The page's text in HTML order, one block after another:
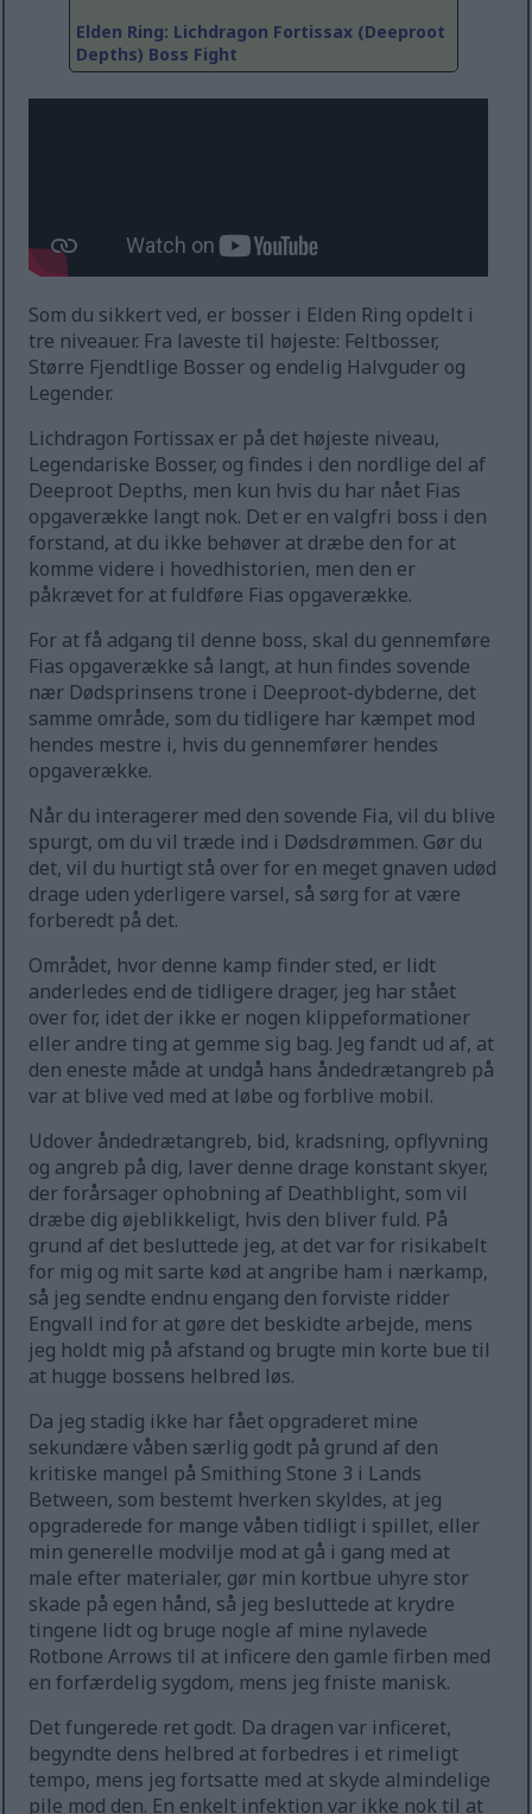
Elden Ring: Lichdragon Fortissax (Deeproot
Depths) Boss Fight
Som du sikkert ved, er bosser i Elden Ring opdelt i
tre niveauer. Fra laveste til højeste: Feltbosser,
Større Fjendtlige Bosser og endelig Halvguder og
Legender.
Lichdragon Fortissax er på det højeste niveau,
Legendariske Bosser, og findes i den nordlige del af
Deeproot Depths, men kun hvis du har nået Fias
opgaverække langt nok. Det er en valgfri boss i den
forstand, at du ikke behøver at dræbe den for at
komme videre i hovedhistorien, men den er
påkrævet for at fuldføre Fias opgaverække.
For at få adgang til denne boss, skal du gennemføre
Fias opgaverække så langt, at hun findes sovende
nær Dødsprinsens trone i Deeproot-dybderne, det
samme område, som du tidligere har kæmpet mod
hendes mestre i, hvis du gennemfører hendes
opgaverække.
Når du interagerer med den sovende Fia, vil du blive
spurgt, om du vil træde ind i Dødsdrømmen. Gør du
det, vil du hurtigt stå over for en meget gnaven udød
drage uden yderligere varsel, så sørg for at være
forberedt på det.
Området, hvor denne kamp finder sted, er lidt
anderledes end de tidligere drager, jeg har stået
over for, idet der ikke er nogen klippeformationer
eller andre ting at gemme sig bag. Jeg fandt ud af, at
den eneste måde at undgå hans åndedrætangreb på
var at blive ved med at løbe og forblive mobil.
Udover åndedrætangreb, bid, kradsning, opflyvning
og angreb på dig, laver denne drage konstant skyer,
der forårsager ophobning af Deathblight, som vil
dræbe dig øjeblikkeligt, hvis den bliver fuld. På
grund af det besluttede jeg, at det var for risikabelt
for mig og mit sarte kød at angribe ham i nærkamp,
så jeg sendte endnu engang den forviste ridder
Engvall ind for at gøre det beskidte arbejde, mens
jeg holdt mig på afstand og brugte min korte bue til
at hugge bossens helbred løs.
Da jeg stadig ikke har fået opgraderet mine
sekundære våben særlig godt på grund af den
kritiske mangel på Smithing Stone 3 i Lands
Between, som bestemt hverken skyldes, at jeg
opgraderede for mange våben tidligt i spillet, eller
min generelle modvilje mod at gå i gang med at
male efter materialer, gør min kortbue uhyre stor
skade på egen hånd, så jeg besluttede at krydre
tingene lidt og bruge nogle af mine nylavede
Rotbone Arrows til at inficere den gamle firben med
en forfærdelig sygdom, mens jeg fniste manisk.
Det fungerede ret godt. Da dragen var inficeret,
begyndte dens helbred at forbedres i et rimeligt
tempo, mens jeg fortsatte med at skyde almindelige
pile mod den. En enkelt infektion var ikke nok til at